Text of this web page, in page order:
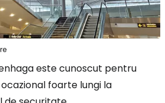
este cunoscut pentru
foarte lungi la